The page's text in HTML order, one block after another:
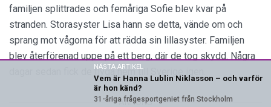
familjen splittrades och femåriga Sofie blev kvar på
stranden. Storasyster Lisa hann se detta, vände om och
sprang mot vågorna för att rädda sin lillasyster. Familjen
blev återförenad uppe på ett berg, där de tog skydd. Några
dagar sedan fick de flyga hem till Sverige igen.
ANNONS
NÄSTA ARTIKEL
Vem är Hanna Lublin Niklasson – och varför
är hon känd?
31-åriga frågesportgeniet från Stockholm